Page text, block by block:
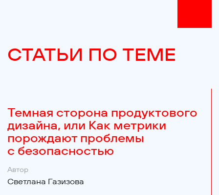
СТАТЬИ ПО ТЕМЕ
Темная сторона продуктового
дизайна, или Как метрики
порождают проблемы
с безопасностью
Автор
Светлана Газизова